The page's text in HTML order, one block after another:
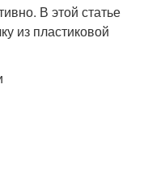
В этой статье
из пластиковой